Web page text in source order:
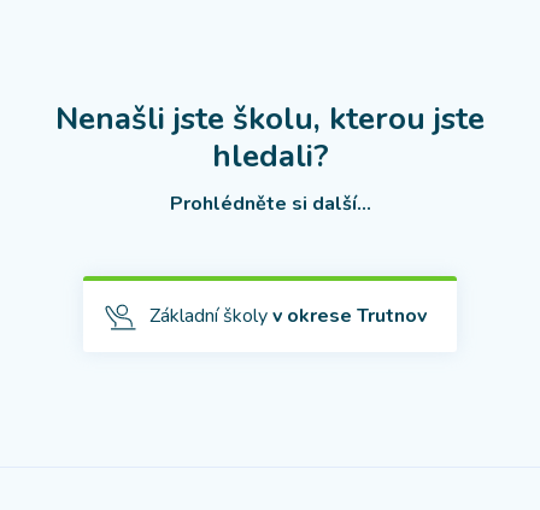
Nenašli jste školu, kterou jste
hledali?
Prohlédněte si další...
Základní školyv okrese Trutnov